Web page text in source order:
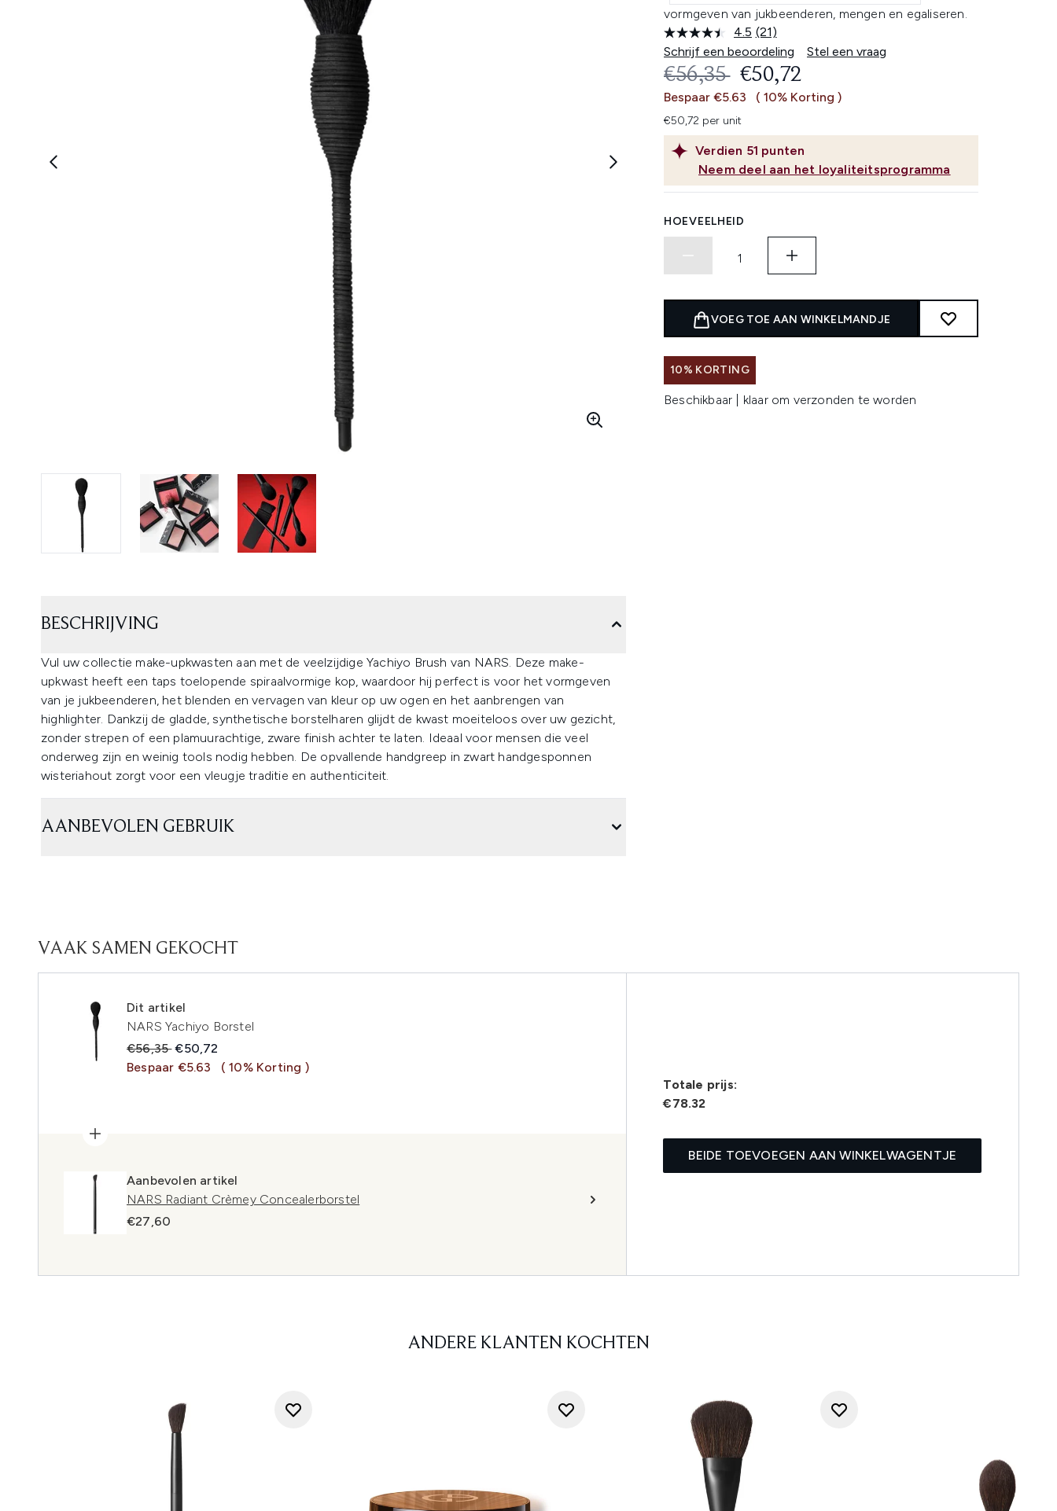
vormgeven van jukbeenderen, mengen en egaliseren.
4.5 Lees
21
beoordelingen.
Dezelfde
paginalink.
(21)
Schrijf een beoordeling
Stel een vraag
Verdien 51 punten
Neem deel aan het loyaliteitsprogramma
RECOMMENDED RETAIL PRICE:
€56,35 HUIDIGE PRIJS:
€50,72
Bespaar €5.63 ( 10% Korting )
€50,72 per unit
HOEVEELHEID
VOEG TOE AAN WINKELMANDJE
10% KORTING
Beschikbaar | klaar om verzonden te worden
BESCHRIJVING
Vul uw collectie make-upkwasten aan met de veelzijdige Yachiyo Brush van NARS. Deze make-
upkwast heeft een taps toelopende spiraalvormige kop, waardoor hij perfect is voor het vormgeven
van je jukbeenderen, het blenden en vervagen van kleur op uw ogen en het aanbrengen van
highlighter. Dankzij de gladde, synthetische borstelharen glijdt de kwast moeiteloos over uw gezicht,
zonder strepen of een plamuurachtige, zware finish achter te laten. Ideaal voor mensen die veel
onderweg zijn en weinig tools nodig hebben. De opvallende handgreep in zwart handgesponnen
wisteriahout zorgt voor een vleugje traditie en authenticiteit.
AANBEVOLEN GEBRUIK
VAAK SAMEN GEKOCHT
Dit artikel
NARS Yachiyo Borstel
Recommended Retail Price:
€56,35Huidige prijs:
€50,72
Bespaar €5.63
( 10% Korting )
Aanbevolen artikel
NARS Radiant Crèmey Concealerborstel
€27,60
Totale prijs:
€78.32
BEIDE TOEVOEGEN AAN WINKELWAGENTJE
ANDERE KLANTEN KOCHTEN